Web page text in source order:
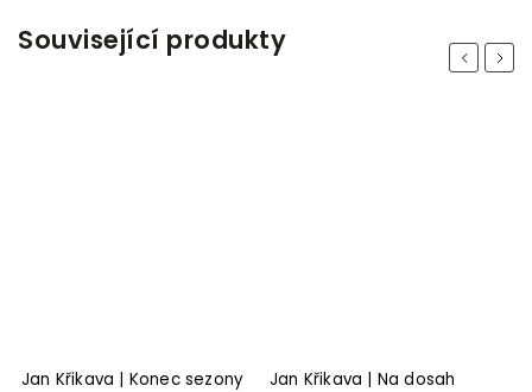
Související produkty Previous
Jan Křikava | Konec sezony Jan Křikava | Na dosah
Next